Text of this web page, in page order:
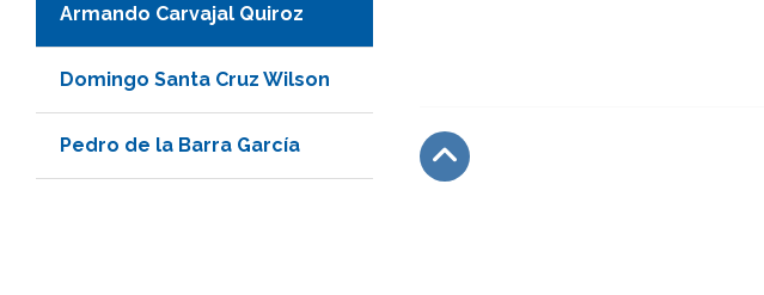
Armando Carvajal Quiroz
Domingo Santa Cruz Wilson
Pedro de la Barra García